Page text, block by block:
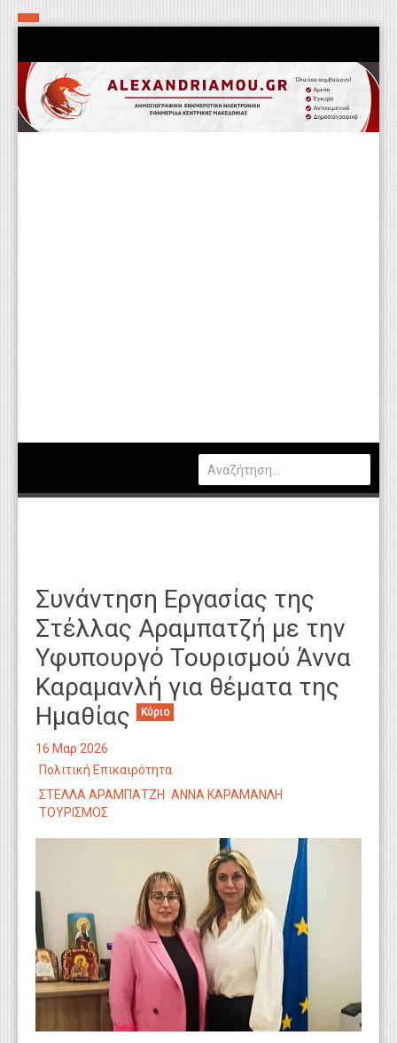
Συνάντηση Εργασίας της
Στέλλας Αραμπατζή με την
Υφυπουργό Τουρισμού Άννα
Καραμανλή για θέματα της
Ημαθίας
Κύριο
16 Μαρ 2026
Πολιτική Επικαιρότητα
ΣΤΕΛΛΑ ΑΡΑΜΠΑΤΖΗ ΑΝΝΑ ΚΑΡΑΜΑΝΛΗ
ΤΟΥΡΙΣΜΟΣ
Αρχική
Τα εν δήμω εν οίκω
Πολιτιστικά-Εκκλησιαστικά
Καιρός
Τεχνολογία
Εκπαίδευση
Υγεία
Γενικά
Βιβλιοθήκη Απόψεων
Κυτίο Παραπόνων Πολιτών
WEBTV